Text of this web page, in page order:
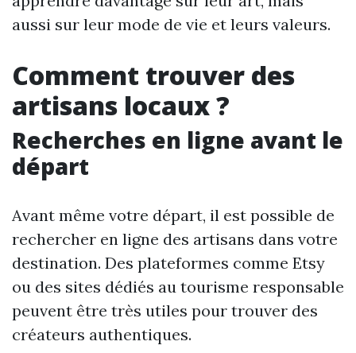
aussi sur leur mode de vie et leurs valeurs.
Comment trouver des
artisans locaux ?
Recherches en ligne avant le
départ
Avant même votre départ, il est possible de
rechercher en ligne des artisans dans votre
destination. Des plateformes comme Etsy
ou des sites dédiés au tourisme responsable
peuvent être très utiles pour trouver des
créateurs authentiques.